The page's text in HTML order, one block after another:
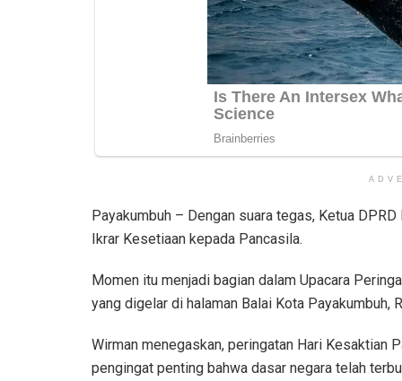
Payakumbuh – Dengan suara tegas, Ketua
Ikrar Kesetiaan kepada Pancasila.
Momen itu menjadi bagian dalam Upacara
yang digelar di halaman Balai Kota Payakumbuh,
Wirman menegaskan, peringatan Hari Kesaktian
pengingat penting bahwa dasar negara telah